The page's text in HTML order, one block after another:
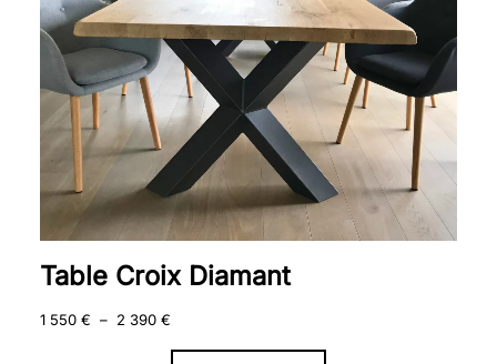
Table Croix Diamant
1 550 € – 2 390 €